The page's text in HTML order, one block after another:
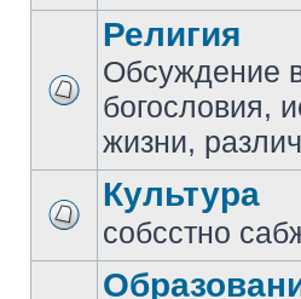
Религия
Обсуждение
богословия,
жизни,
Культура
собсстно